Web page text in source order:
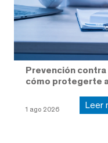
Prevención
cómo protegerte
1 ago 2026 Leer